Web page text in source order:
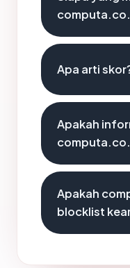
Apa arti
Apakah
Apakah
blocklist